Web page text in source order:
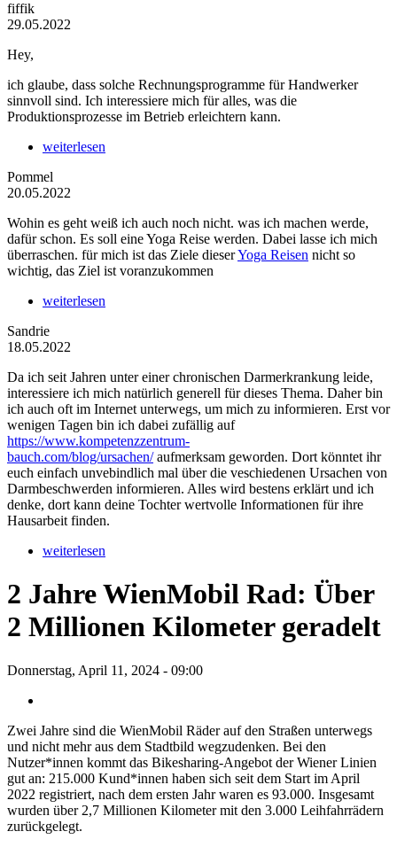
fiffik
29.05.2022
Hey,
ich glaube, dass solche Rechnungsprogramme für Handwerker
sinnvoll sind. Ich interessiere mich für alles, was die
Produktionsprozesse im Betrieb erleichtern kann.
weiterlesen
Pommel
20.05.2022
Wohin es geht weiß ich auch noch nicht. was ich machen werde,
dafür schon. Es soll eine Yoga Reise werden. Dabei lasse ich mich
überraschen. für mich ist das Ziele dieserYoga Reisen nicht so
wichtig, das Ziel ist voranzukommen
weiterlesen
Sandrie
18.05.2022
Da ich seit Jahren unter einer chronischen Darmerkrankung leide,
interessiere ich mich natürlich generell für dieses Thema. Daher bin
ich auch oft im Internet unterwegs, um mich zu informieren. Erst vor
wenigen Tagen bin ich dabei zufällig auf
https://www.kompetenzzentrum-
bauch.com/blog/ursachen/aufmerksam geworden. Dort könntet ihr
euch einfach unvebindlich mal über die veschiedenen Ursachen von
Darmbeschwerden informieren. Alles wird bestens erklärt und ich
denke, dort kann deine Tochter wertvolle Informationen für ihre
Hausarbeit finden.
weiterlesen
2 Jahre WienMobil Rad: Über
2 Millionen Kilometer geradelt
Donnerstag, April 11, 2024 - 09:00
Zwei Jahre sind die WienMobil Räder auf den Straßen unterwegs
und nicht mehr aus dem Stadtbild wegzudenken. Bei den
Nutzer*innen kommt das Bikesharing-Angebot der Wiener Linien
gut an: 215.000 Kund*innen haben sich seit dem Start im April
2022 registriert, nach dem ersten Jahr waren es 93.000. Insgesamt
wurden über 2,7 Millionen Kilometer mit den 3.000 Leihfahrrädern
zurückgelegt.